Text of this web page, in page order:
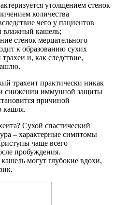
утолщением стенок
количества
чего у пациентов
влажный кашель;
стенок мерцательного
к образованию сухих
и, как следствие,
трахеит практически никак
снижении иммунной защиты
причиной
кашля.
Сухой спастический
– характерные симптомы
чаще всего
пробуждения.
могут глубокие вдохи,